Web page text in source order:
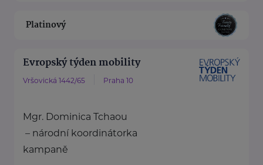
Platinový
Evropský týden mobility
Vršovická 1442/65 Praha 10
Mgr. Dominica Tchaou
– národní koordinátorka
kampaně